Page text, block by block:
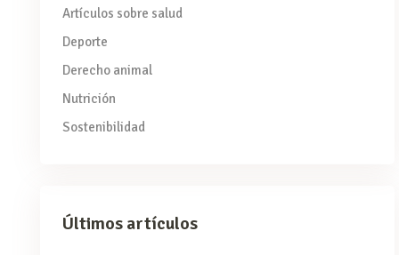
Artículos sobre salud
Deporte
Derecho animal
Nutrición
Sostenibilidad
Últimos artículos